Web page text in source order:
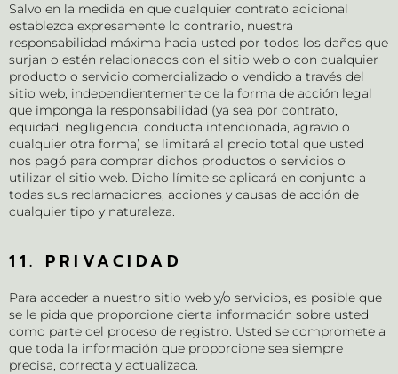
Salvo en la medida en que cualquier contrato adicional
establezca expresamente lo contrario, nuestra
responsabilidad máxima hacia usted por todos los daños que
surjan o estén relacionados con el sitio web o con cualquier
producto o servicio comercializado o vendido a través del
sitio web, independientemente de la forma de acción legal
que imponga la responsabilidad (ya sea por contrato,
equidad, negligencia, conducta intencionada, agravio o
cualquier otra forma) se limitará al precio total que usted
nos pagó para comprar dichos productos o servicios o
utilizar el sitio web. Dicho límite se aplicará en conjunto a
todas sus reclamaciones, acciones y causas de acción de
cualquier tipo y naturaleza.
11. PRIVACIDAD
Para acceder a nuestro sitio web y/o servicios, es posible que
se le pida que proporcione cierta información sobre usted
como parte del proceso de registro. Usted se compromete a
que toda la información que proporcione sea siempre
precisa, correcta y actualizada.